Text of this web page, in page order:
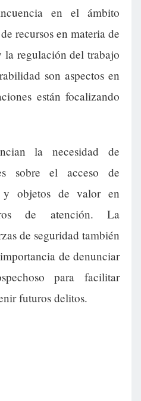
en el ámbito
recursos en materia de
la regulación del trabajo
son aspectos en
están focalizando
la necesidad de
sobre el acceso de
y objetos de valor en
de atención. La
de seguridad también
de denunciar
para facilitar
futuros delitos.